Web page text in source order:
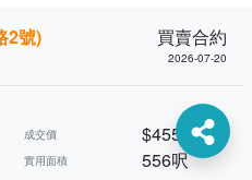
2號)
買賣合約
2026-07-20
成交價 $455萬
實用面積 556呎